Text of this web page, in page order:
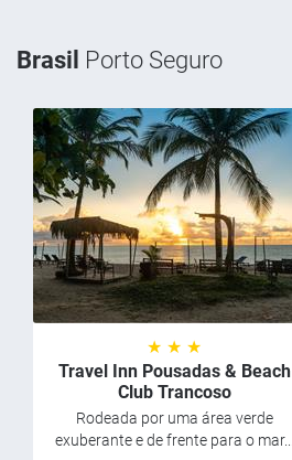
Brasil Porto Seguro
★ ★ ★
Travel Inn Pousadas & Beach
Club Trancoso
Rodeada por uma área verde
exuberante e de frente para o mar...